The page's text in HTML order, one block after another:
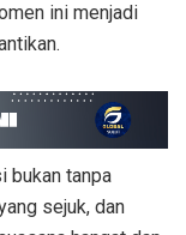
ini menjadi
bukan tanpa
sejuk, dan